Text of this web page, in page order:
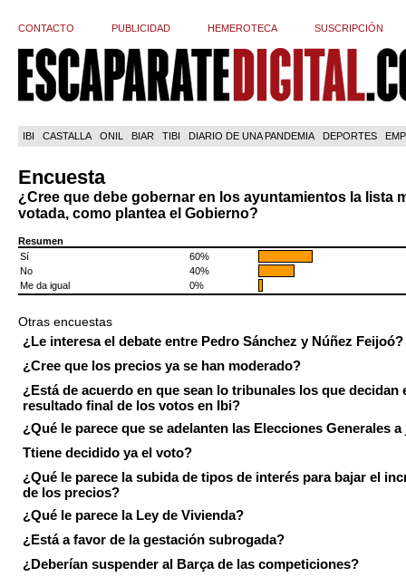
CONTACTO PUBLICIDAD HEMEROTECA SUSCRIPCIÓN
IBI CASTALLA ONIL BIAR TIBI DIARIO DE UNA PANDEMIA DEPORTES
Encuesta
¿Cree que debe gobernar en los ayuntamientos la lista
votada, como plantea el Gobierno?
Resumen
Sí
60%
No
40%
Me da igual
0%
Otras encuestas
¿Le interesa el debate entre Pedro Sánchez y Núñez Feijoó?
¿Cree que los precios ya se han moderado?
¿Está de acuerdo en que sean lo tribunales los que decidan
resultado final de los votos en Ibi?
¿Qué le parece que se adelanten las Elecciones Generales
Ttiene decidido ya el voto?
¿Qué le parece la subida de tipos de interés para bajar el
de los precios?
¿Qué le parece la Ley de Vivienda?
¿Está a favor de la gestación subrogada?
¿Deberían suspender al Barça de las competiciones?